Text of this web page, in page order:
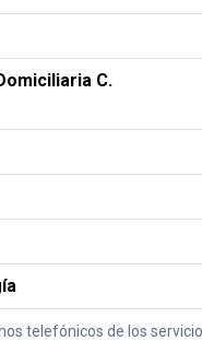
telefónicos de los
C.